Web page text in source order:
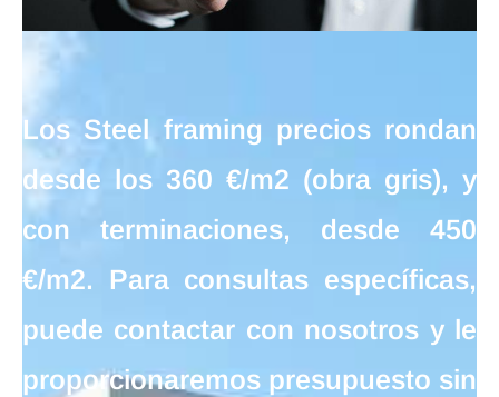
Los Steel framing preciosrondan
desde los 360 €/m2 (obra gris), y
con terminaciones, desde 450
€/m2. Para consultas específicas,
puede contactar con nosotros y le
proporcionaremos presupuesto sin